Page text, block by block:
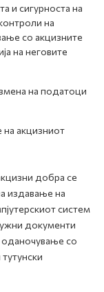
и сигурноста на
на
со акцизните
на неговите
на податоци
на акцизниот
добра се
издавање на
систем
документи
оданочување со